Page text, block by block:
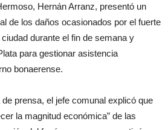
Hernán Arranz, presentó un
de los daños ocasionados por el fuerte
durante el fin de semana y
para gestionar asistencia
bonaerense.
prensa, el jefe comunal explicó que
la magnitud económica” de las